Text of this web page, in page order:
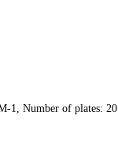
1, Number of plates: 20